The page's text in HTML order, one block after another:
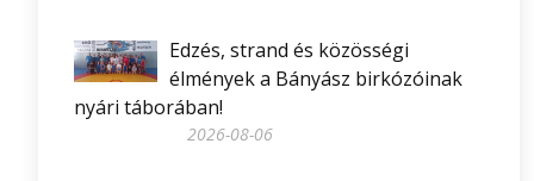
Edzés, strand és közösségi
élmények a Bányász birkózóinak
nyári táborában!
2026-08-06